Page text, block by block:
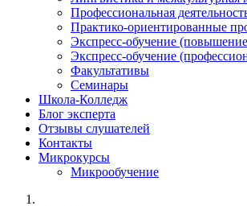
Профессиональная
Практико-ориентированные
Экспресс-обучение
Экспресс-обучение
Факультативы
Семинары
Школа-Колледж
Блог эксперта
Отзывы слушателей
Контакты
Микрокурсы
Микрообучение